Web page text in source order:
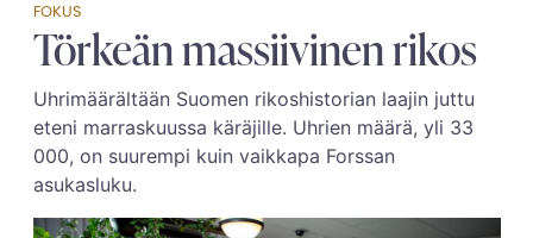
FOKUS
Törkeän massiivinen rikos
Uhrimäärältään Suomen rikoshistorian laajin juttu
eteni marraskuussa käräjille. Uhrien määrä, yli 33
000, on suurempi kuin vaikkapa Forssan
asukasluku.